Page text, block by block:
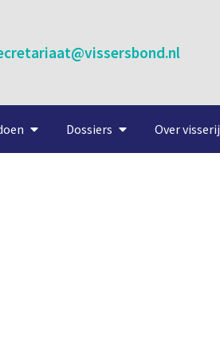
Dossiers Over visserij